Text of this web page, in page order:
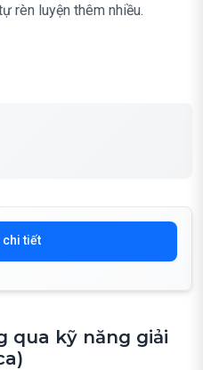
rèn luyện thêm nhiều.
chi tiết
qua kỹ năng giải